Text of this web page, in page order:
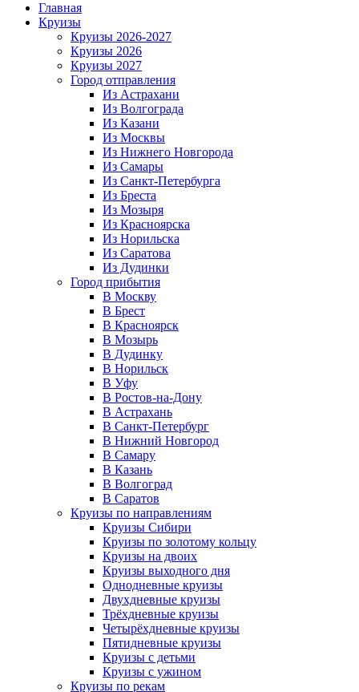
Главная
Круизы
Круизы 2026-2027
Круизы 2026
Круизы 2027
Город отправления
Из Астрахани
Из Волгограда
Из Казани
Из Москвы
Из Нижнего Новгорода
Из Самары
Из Санкт-Петербурга
Из Бреста
Из Мозыря
Из Красноярска
Из Норильска
Из Саратова
Из Дудинки
Город прибытия
В Москву
В Брест
В Красноярск
В Мозырь
В Дудинку
В Норильск
В Уфу
В Ростов-на-Дону
В Астрахань
В Санкт-Петербург
В Нижний Новгород
В Самару
В Казань
В Волгоград
В Саратов
Круизы по направлениям
Круизы Сибири
Круизы по золотому кольцу
Круизы на двоих
Круизы выходного дня
Однодневные круизы
Двухдневные круизы
Трёхдневные круизы
Четырёхдневные круизы
Пятидневные круизы
Круизы с детьми
Круизы с ужином
Круизы по рекам